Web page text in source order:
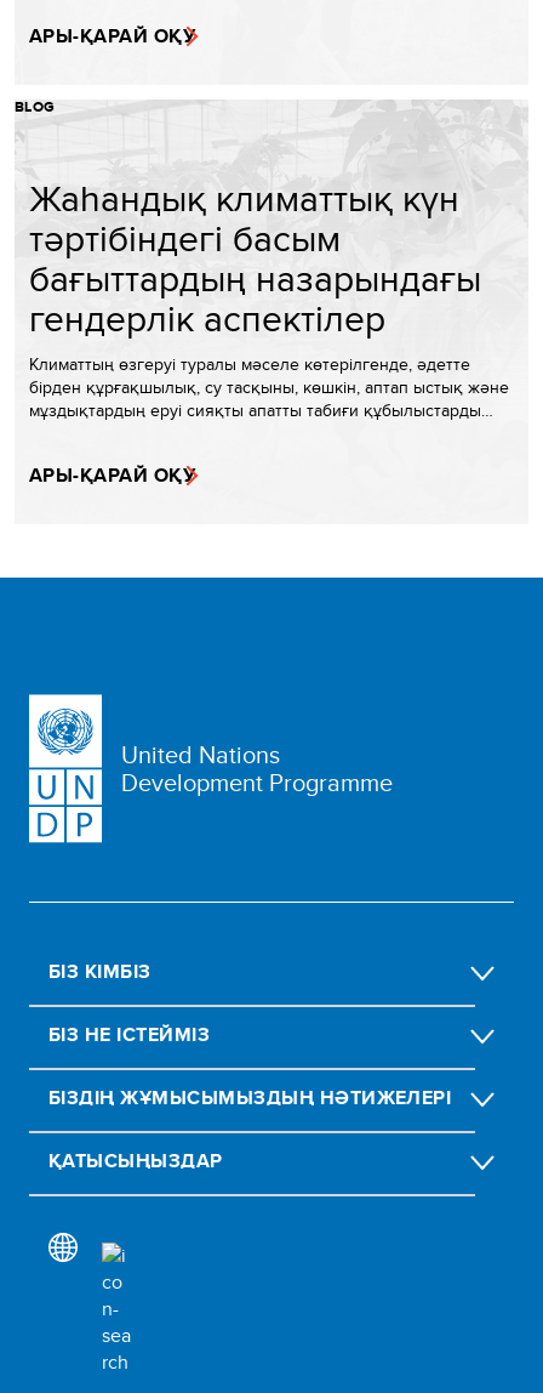
АРЫ-ҚАРАЙ ОҚУ
BLOG
Жаһандық климаттық күн
тәртібіндегі басым
бағыттардың назарындағы
гендерлік аспектілер
Климаттың өзгеруі туралы мәселе көтерілгенде, әдетте
бірден құрғақшылық, су тасқыны, көшкін, аптап ыстық және
мұздықтардың еруі сияқты апатты табиғи құбылыстарды…
АРЫ-ҚАРАЙ ОҚУ
United Nations
Development Programme
БІЗ КІМБІЗ
БІЗ НЕ ІСТЕЙМІЗ
БІЗДІҢ ЖҰМЫСЫМЫЗДЫҢ НӘТИЖЕЛЕРІ
ҚАТЫСЫҢЫЗДАР